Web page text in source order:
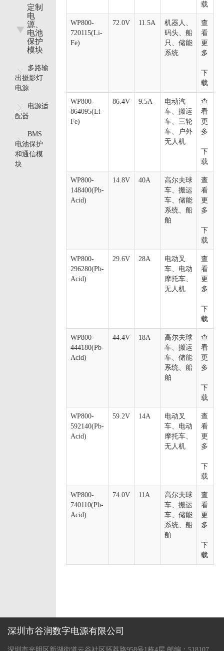
定制
电
源、
电池
保护
模块
多路输
出摄影灯
电源
电源适
配器
BMS
电池保护
和通信模
块
载
WP800-
720115(Li-
Fe)
72.0V 11.5A
机器人、
码头、船
只、储能
系统
查
看
更
多
下
载
WP800-
864095(Li-
Fe)
86.4V 9.5A
电动汽
车、搬运
车、三轮
车、户外
无人机
查
看
更
多
下
载
WP800-
148400(Pb-
Acid)
14.8V 40A
高尔夫球
车、搬运
车、储能
系统、船
舶
查
看
更
多
下
载
WP800-
296280(Pb-
Acid)
29.6V 28A
电动叉
车、电动
摩托车、
无人机
查
看
更
多
下
载
WP800-
444180(Pb-
Acid)
44.4V 18A
高尔夫球
车、搬运
车、储能
系统、船
舶
查
看
更
多
下
载
WP800-
592140(Pb-
Acid)
59.2V 14A
电动叉
车、电动
摩托车、
无人机
查
看
更
多
下
载
WP800-
740110(Pb-
Acid)
74.0V 11A
高尔夫球
车、搬运
车、储能
系统、船
舶
查
看
更
多
下
载
深圳市谷润数字电源有限公司